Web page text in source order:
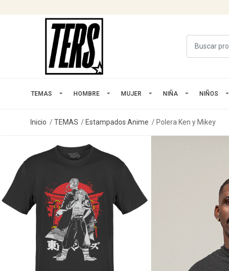
TEMAS HOMBRE MUJER NIÑA NIÑOS
Inicio TEMAS Estampados Anime Polera Ken y Mikey